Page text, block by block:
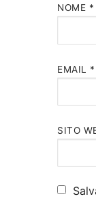
NOME *
EMAIL *
SITO